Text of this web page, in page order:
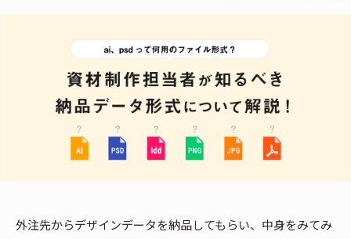
外注先からデザインデータを納品してもらい、中身をみてみ